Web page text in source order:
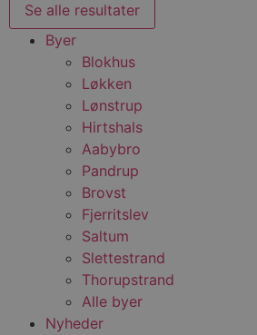
Se alle resultater
Byer
Blokhus
Løkken
Lønstrup
Hirtshals
Aabybro
Pandrup
Brovst
Fjerritslev
Saltum
Slettestrand
Thorupstrand
Alle byer
Nyheder